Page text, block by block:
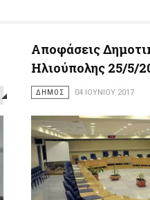
Αποφάσεις
Ηλιούπολης 25/5/
ΔΗΜΟΣ 04 ΙΟΥΝΊΟΥ 2017